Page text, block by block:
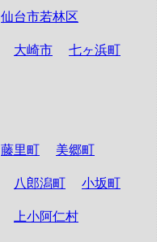
仙台市若林区
大崎市 七ヶ浜町
藤里町 美郷町
八郎潟町 小坂町
上小阿仁村